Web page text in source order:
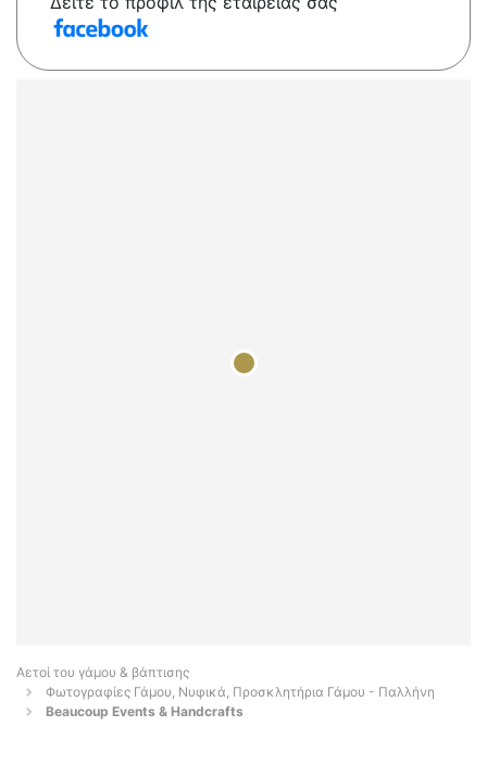
Αετοί του γάμου & βάπτισης
Φωτογραφίες Γάμου, Νυφικά, Προσκλητήρια Γάμου - Παλλήνη
Beaucoup Events & Handcrafts